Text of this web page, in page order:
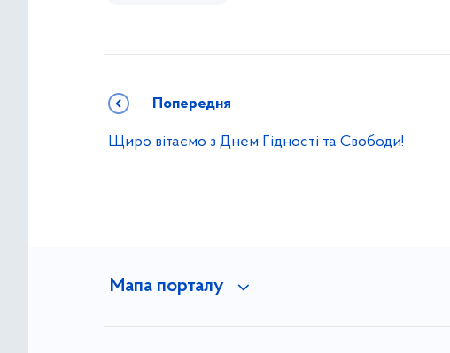
Попередня
Щиро вітаємо з Днем Гідності та Свободи!
Мапа порталу